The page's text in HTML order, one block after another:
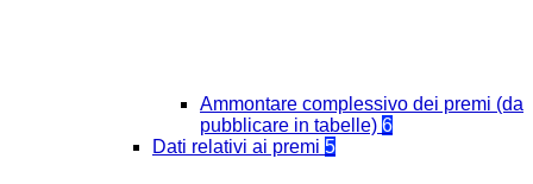
Ammontare complessivo dei premi (da
pubblicare in tabelle) 6
Dati relativi ai premi 5